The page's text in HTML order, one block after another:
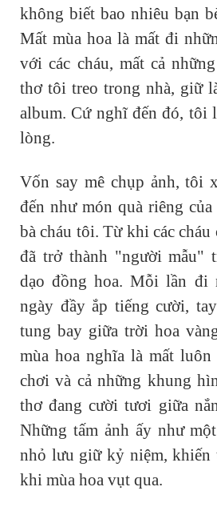
không biết bao nhiêu bạn
Mất mùa hoa là mất đi
với các cháu, mất cả
thơ tôi treo trong nhà, giữ
album. Cứ nghĩ đến đó, tôi
lòng.
Vốn say mê chụp ảnh, tôi
đến như món quà riêng
bà cháu tôi. Từ khi các
đã trở thành "người mẫu"
dạo đồng hoa. Mỗi lần đi
ngày đầy ắp tiếng cười,
tung bay giữa trời hoa
mùa hoa nghĩa là mất
chơi và cả những khung
thơ đang cười tươi giữa
Những tấm ảnh ấy như
nhỏ lưu giữ kỷ niệm, khiến
khi mùa hoa vụt qua.